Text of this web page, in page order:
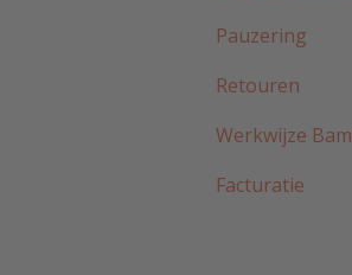
Pauzering
Retouren
Werkwijze
Facturatie